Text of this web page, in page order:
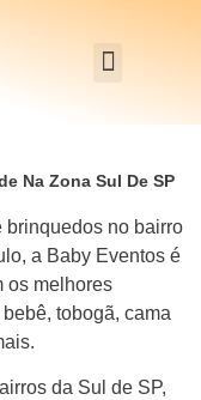
Na Zona Sul De SP
brinquedos no bairro
a Baby Eventos é
os melhores
tobogã, cama
da Sul de SP,